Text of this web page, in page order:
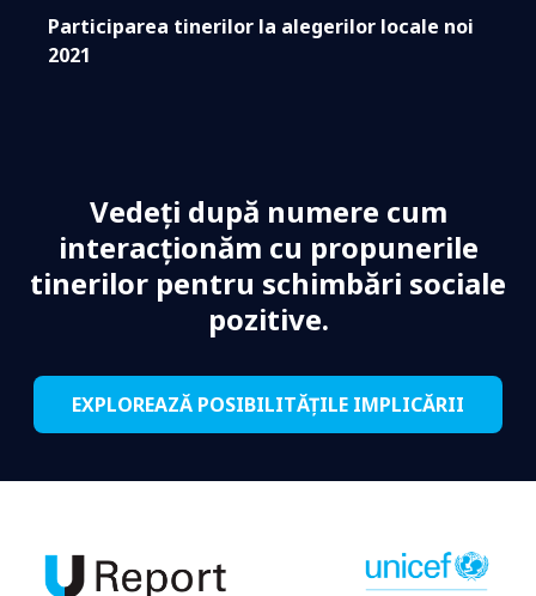
Participarea tinerilor la alegerilor locale noi
2021
Vedeți după numere cum
interacționăm cu propunerile
tinerilor pentru schimbări sociale
pozitive.
EXPLOREAZĂ POSIBILITĂȚILE IMPLICĂRII